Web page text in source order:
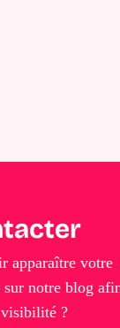
apparaître votre
sur notre blog
?